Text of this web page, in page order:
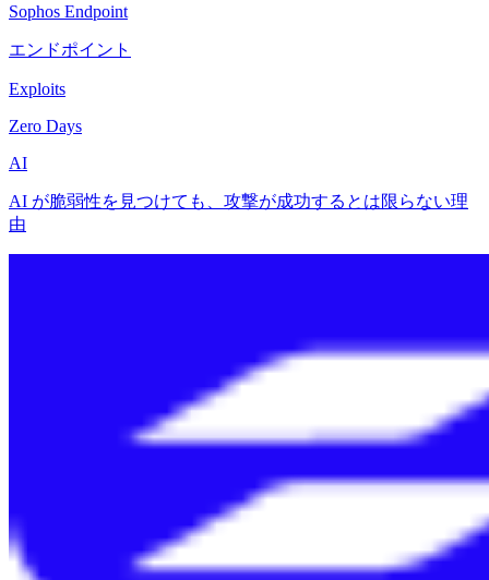
Sophos Endpoint
エンドポイント
Exploits
Zero Days
AI
AI が脆弱性を見つけても、攻撃が成功するとは限らない理
由